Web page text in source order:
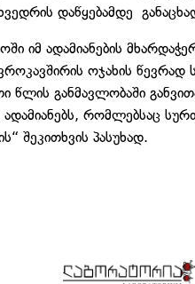
დაწყებამდე
იმ ადამიანების
ოჯახის
განმავლობაში
რომლებსაც
შეკითხვის პასუხად.